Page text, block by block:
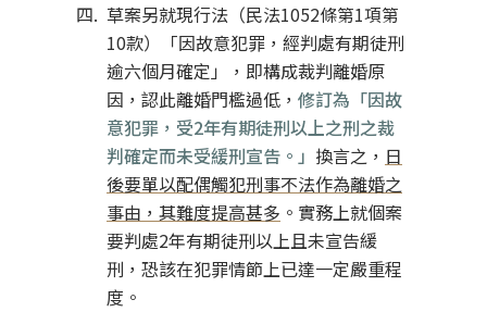
草案另就現行法（民法1052條第1項第
10款）「因故意犯罪，經判處有期徒刑
逾六個月確定」，即構成裁判離婚原
因，認此離婚門檻過低， 修訂為「因故
意犯罪，受2年有期徒刑以上之刑之裁
判確定而未受緩刑宣告。」 換言之， 日
後要單以配偶觸犯刑事不法作為離婚之
事由，其難度提高甚多 。實務上就個案
要判處2年有期徒刑以上且未宣告緩
刑，恐該在犯罪情節上已達一定嚴重程
度。